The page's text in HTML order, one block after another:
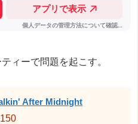
ィーで問題を起こす。
After Midnight